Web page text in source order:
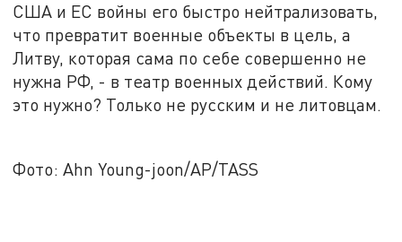
США и ЕС войны его быстро нейтрализовать,
что превратит военные объекты в цель, а
Литву, которая сама по себе совершенно не
нужна РФ, - в театр военных действий. Кому
это нужно? Только не русским и не литовцам.
Фото: Ahn Young-joon/AP/TASS